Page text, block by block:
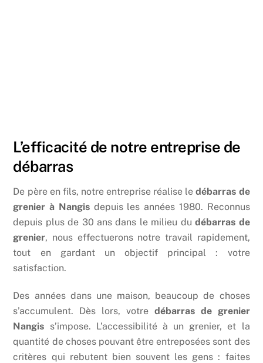
L’efficacité de notre entreprise de
débarras
De père en fils, notre entreprise réalise ledébarras de
grenier à Nangisdepuis les années 1980. Reconnus
depuis plus de 30 ans dans le milieu dudébarras de
grenier, nous effectuerons notre travail rapidement,
tout en gardant un objectif principal : votre
satisfaction.
Des années dans une maison, beaucoup de choses
s’accumulent. Dès lors, votre débarras de grenier
Nangis s’impose. L’accessibilité à un grenier, et la
quantité de choses pouvant être entreposées sont des
critères qui rebutent bien souvent les gens : faites